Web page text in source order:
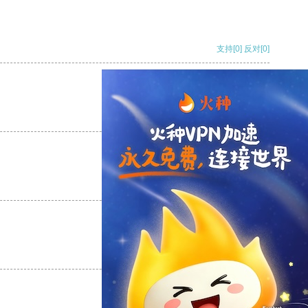
支持[0] 反对[0]
反对
反对[0]